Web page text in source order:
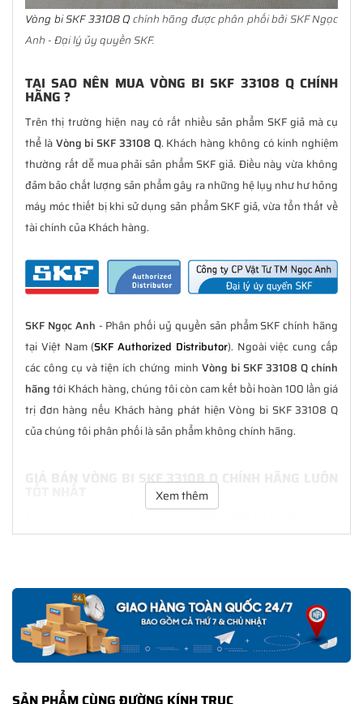
Vòng bi SKF 33108 Qchính hãng được phân phối bởi SKF Ngọc
Anh - Đại lý ủy quyền SKF.
TẠI SAO NÊN MUA VÒNG BI SKF 33108 Q CHÍNH
HÃNG ?
Trên thị trường hiện nay có rất nhiều sản phẩm SKF giả mà cụ
thể làVòng bi SKF 33108 Q. Khách hàng không có kinh nghiệm
thường rất dễ mua phải sản phẩm SKF giả. Điều này vừa không
đảm bảo chất lượng sản phẩm gây ra những hệ lụy như hư hỏng
máy móc thiết bị khi sử dụng sản phẩm SKF giả, vừa tổn thất về
tài chính của Khách hàng.
SKF Ngọc Anh - Phân phối uỷ quyền sản phẩm SKF chính hãng
tại Việt Nam (SKF Authorized Distributor). Ngoài việc cung cấp
các công cụ và tiện ích chứng minh Vòng bi SKF 33108 Q chính
hãngtới Khách hàng, chúng tôi còn cam kết bồi hoàn 100 lần giá
trị đơn hàng nếu Khách hàng phát hiện Vòng bi SKF 33108 Q
của chúng tôi phân phối là sản phẩm không chính hãng.
GIÁ BÁN VÒNG BI SKF 33108 Q CHÍNH HÃNG LUÔN
với nhiều ưu đãi kèm theo và các dịch vụ hẫu mãi sau bán hàng.
CHẾ ĐỘ BẢO HÀNH VÒNG BI SKF 33108 Q CHÍNH
HÃNG
Tất cả các sản phẩm SKF chính hãng doSKF Ngọc Anhphân
phối đều được bảo hành chính hãng theo đúng tiêu chuẩn bảo
Xem thêm